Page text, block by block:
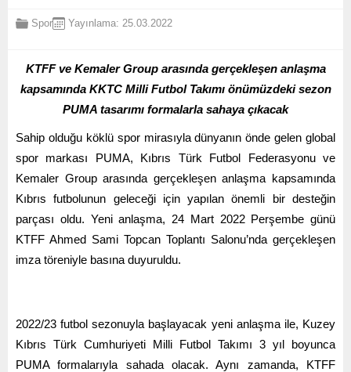
Spor Yayınlama: 25.03.2022
KTFF ve Kemaler Group arasında gerçekleşen anlaşma
kapsamında KKTC Milli Futbol Takımı önümüzdeki sezon
PUMA tasarımı formalarla sahaya çıkacak
Sahip olduğu köklü spor mirasıyla dünyanın önde gelen global
spor markası PUMA, Kıbrıs Türk Futbol Federasyonu ve
Kemaler Group arasında gerçekleşen anlaşma kapsamında
Kıbrıs futbolunun geleceği için yapılan önemli bir desteğin
parçası oldu. Yeni anlaşma, 24 Mart 2022 Perşembe günü
KTFF Ahmed Sami Topcan Toplantı Salonu’nda gerçekleşen
imza töreniyle basına duyuruldu.
2022/23 futbol sezonuyla başlayacak yeni anlaşma ile, Kuzey
Kıbrıs Türk Cumhuriyeti Milli Futbol Takımı 3 yıl boyunca
PUMA formalarıyla sahada olacak. Aynı zamanda, KTFF